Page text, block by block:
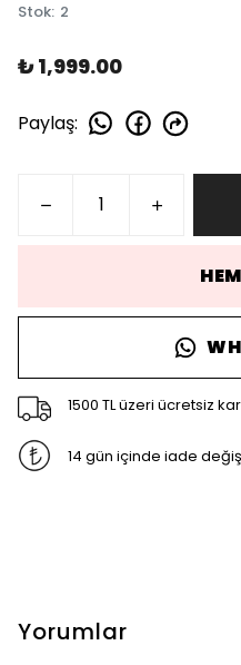
Stok: 2
₺ 1,999.00
Paylaş:
1500 TL üzeri ücretsiz
14 gün içinde iade
Yorumlar